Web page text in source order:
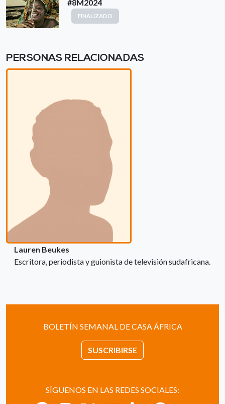
#8M2024
FINALIZADO
PERSONAS RELACIONADAS
Lauren Beukes
Escritora, periodista y guionista de televisión sudafricana.
BOLETÍN SEMANAL DE CASA ÁFRICA
SUSCRIBIRSE
SÍGUENOS EN LAS REDES SOCIALES: